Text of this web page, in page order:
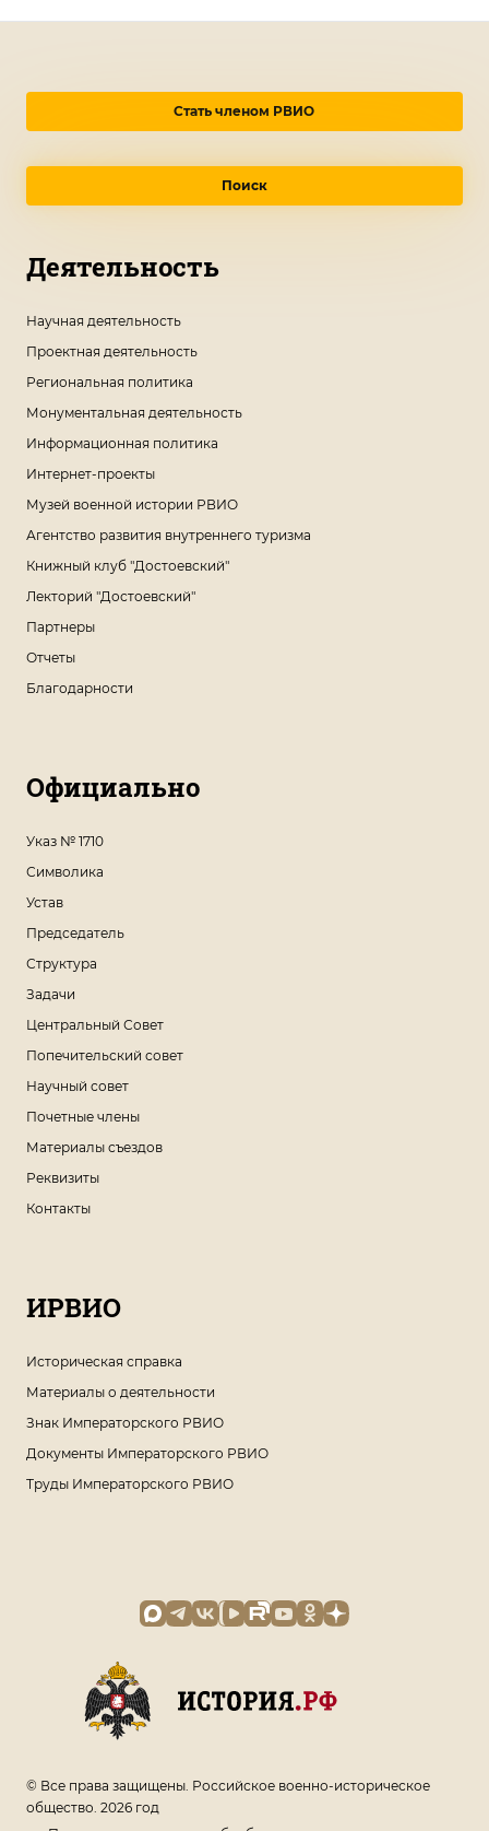
Стать членом РВИО
Поиск
Деятельность
Научная деятельность
Проектная деятельность
Региональная политика
Монументальная деятельность
Информационная политика
Интернет-проекты
Музей военной истории РВИО
Агентство развития внутреннего туризма
Книжный клуб "Достоевский"
Лекторий "Достоевский"
Партнеры
Отчеты
Благодарности
Официально
Указ № 1710
Символика
Устав
Председатель
Структура
Задачи
Центральный Совет
Попечительский совет
Научный совет
Почетные члены
Материалы съездов
Реквизиты
Контакты
ИРВИО
Историческая справка
Материалы о деятельности
Знак Императорского РВИО
Документы Императорского РВИО
Труды Императорского РВИО
© Все права защищены. Российское военно-историческое
общество. 2026 год